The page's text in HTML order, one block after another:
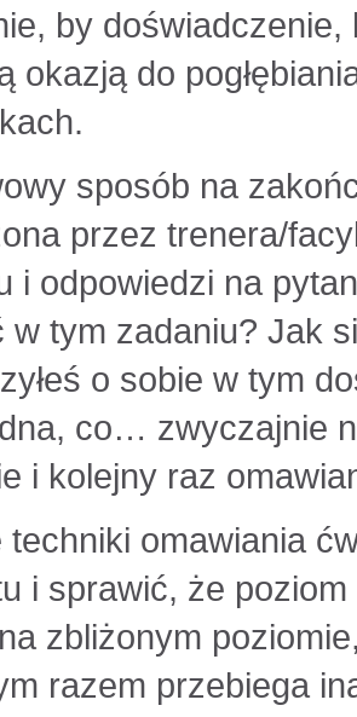
by doświadczenie,
okazją do
sposób na
przez trenera/
i odpowiedzi na
w tym zadaniu? Jak
o sobie w tym
co… zwyczajnie
i kolejny raz
techniki omawiania
i sprawić, że
zbliżonym
razem przebiega